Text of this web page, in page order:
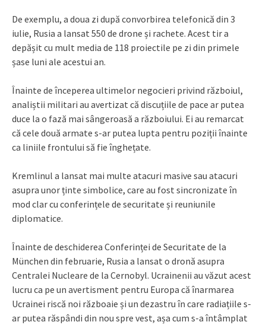
De exemplu, a doua zi după convorbirea telefonică din 3
iulie, Rusia a lansat 550 de drone și rachete. Acest tir a
depășit cu mult media de 118 proiectile pe zi din primele
șase luni ale acestui an.
Înainte de începerea ultimelor negocieri privind războiul,
analiștii militari au avertizat că discuțiile de pace ar putea
duce la o fază mai sângeroasă a războiului. Ei au remarcat
că cele două armate s-ar putea lupta pentru poziții înainte
ca liniile frontului să fie înghețate.
Kremlinul a lansat mai multe atacuri masive sau atacuri
asupra unor ținte simbolice, care au fost sincronizate în
mod clar cu conferințele de securitate și reuniunile
diplomatice.
Înainte de deschiderea Conferinței de Securitate de la
München din februarie, Rusia a lansat o dronă asupra
Centralei Nucleare de la Cernobyl. Ucrainenii au văzut acest
lucru ca pe un avertisment pentru Europa că înarmarea
Ucrainei riscă noi războaie și un dezastru în care radiațiile s-
ar putea răspândi din nou spre vest, așa cum s-a întâmplat